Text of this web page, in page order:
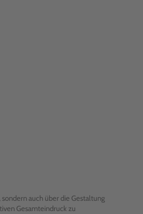
auch über die Gestaltung
Gesamteindruck zu